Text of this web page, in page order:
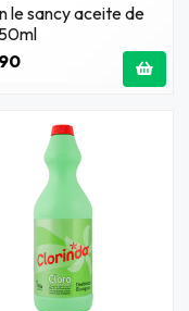
le sancy aceite de